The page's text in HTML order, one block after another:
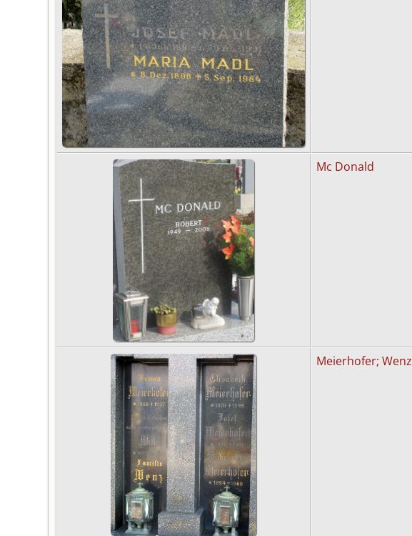
Mc Donald
Meierhofer; Wenz